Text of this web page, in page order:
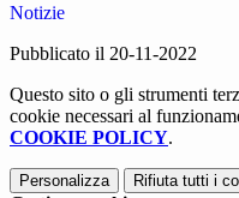
Notizie
Pubblicato il 20-11-2022
Questo sito o gli strumenti
cookie necessari al
COOKIE POLICY.
Personalizza Rifiuta tutti i